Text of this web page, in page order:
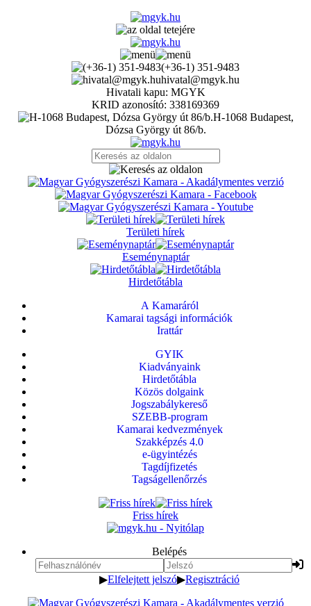
(+36-1) 351-9483
hivatal@mgyk.hu
Hivatali kapu: MGYK
KRID azonosító: 338169369
H-1068 Budapest,
Dózsa György út 86/b.
Területi hírek
Eseménynaptár
Hirdetőtábla
A Kamaráról
Kamarai tagsági információk
Irattár
GYIK
Kiadványaink
Hirdetőtábla
Közös dolgaink
Jogszabálykereső
SZEBB-program
Kamarai kedvezmények
Szakképzés 4.0
e-ügyintézés
Tagdíjfizetés
Tagságellenőrzés
Friss hírek
Belépés
▶Elfelejtett jelszó▶Regisztráció